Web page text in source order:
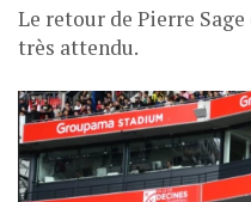
Le retour de Pierre
très attendu.